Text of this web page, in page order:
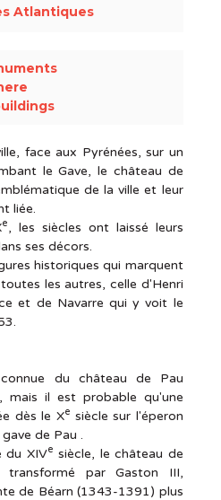
Atlantiques
face aux Pyrénées, sur un
le Gave, le château de
de la ville et leur
liée.
e, les siècles ont laissé leurs
ses décors.
historiques qui marquent
les autres, celle d'Henri
et de Navarre qui y voit le
du château de Pau
mais il est probable qu'une
dès le Xe siècle sur l'éperon
de Pau .
du XIVe siècle, le château de
transformé par Gaston III,
de Béarn (1343-1391) plus